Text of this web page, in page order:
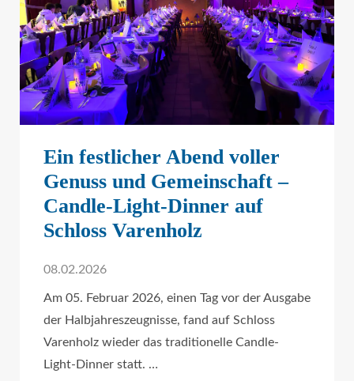
Ein festlicher Abend voller
Genuss und Gemeinschaft –
Candle-Light-Dinner auf
Schloss Varenholz
08.02.2026
Am 05. Februar 2026, einen Tag vor der Ausgabe
der Halbjahreszeugnisse, fand auf Schloss
Varenholz wieder das traditionelle Candle-
Light-Dinner statt. …